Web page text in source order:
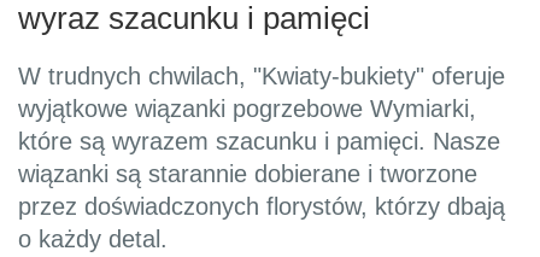
wyraz szacunku i pamięci
W trudnych chwilach, "Kwiaty-bukiety" oferuje
wyjątkowe wiązanki pogrzebowe Wymiarki,
które są wyrazem szacunku i pamięci. Nasze
wiązanki są starannie dobierane i tworzone
przez doświadczonych florystów, którzy dbają
o każdy detal.